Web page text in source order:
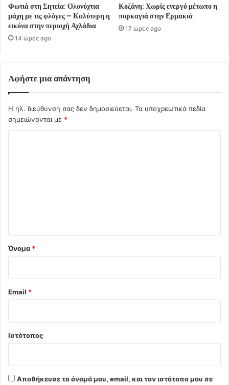
Φωτιά στη Σητεία: Ολονύχτια
μάχη με τις φλόγες – Καλύτερη η
εικόνα στην περιοχή Αχλάδια
14 ώρες ago
Κοζάνη: Χωρίς ενεργό μέτωπο η
πυρκαγιά στην Ερμακιά
17 ώρες ago
Αφήστε μια απάντηση
Η ηλ. διεύθυνση σας δεν δημοσιεύεται. Τα υποχρεωτικά πεδία
σημειώνονται με *
Όνομα *
Email *
Ιστότοπος
Αποθήκευσε το όνομά μου, email, και τον ιστότοπο μου σε